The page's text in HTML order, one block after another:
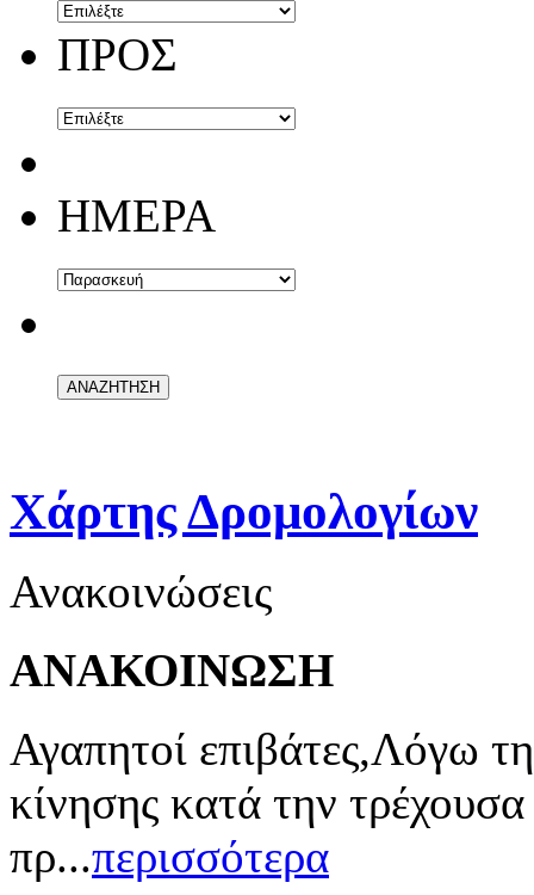
ΠΡΟΣ
ΗΜΕΡΑ
Χάρτης Δρομολογίων
Ανακοινώσεις
ΑΝΑΚΟΙΝΩΣΗ
Αγαπητοί επιβάτες,Λόγω
κίνησης κατά την
πρ...περισσότερα